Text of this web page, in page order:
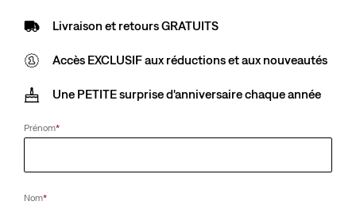
Livraison et retours GRATUITS
Accès EXCLUSIF aux réductions et aux nouveautés
Une PETITE surprise d'anniversaire chaque année
Prénom*
Nom*